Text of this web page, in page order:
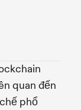
quan đến
phổ